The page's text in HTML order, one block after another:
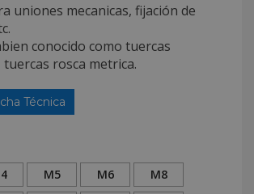
uniones mecanicas, fijación de
conocido como tuercas
rosca metrica.
Técnica
M5 M6
M8